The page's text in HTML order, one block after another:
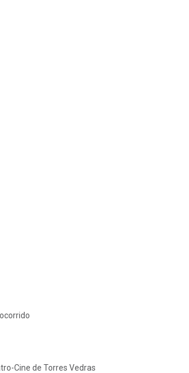
Cine de Torres Vedras